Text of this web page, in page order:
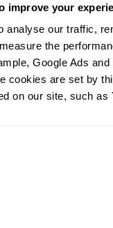
improve your
analyse our traffic,
the
Google Ads and
cookies are set by
on our site, such as